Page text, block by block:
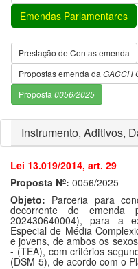
Emendas Parlamentares
Prestação de Contas emenda
Propostas emenda da GACCH
Proposta 0056/2025
Instrumento, Aditivos,
Lei 13.019/2014, art. 29
Proposta Nº: 0056/2025
Objeto: Parceria para
decorrente de emenda
202430640004), para a
Especial de Média
e jovens, de ambos os
- (TEA), com critérios
(DSM-5), de acordo com o